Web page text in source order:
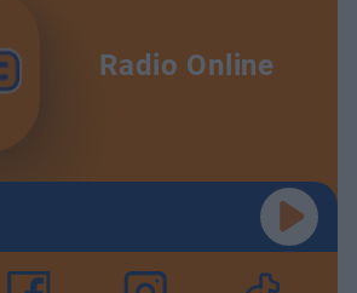
Radio Online